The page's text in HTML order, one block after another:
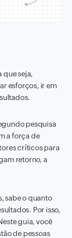
que seja,
esforços, ir em
pesquisa
a força de
críticos para
retorno, a
sabe o quanto
Por isso,
guia, você
de pessoas